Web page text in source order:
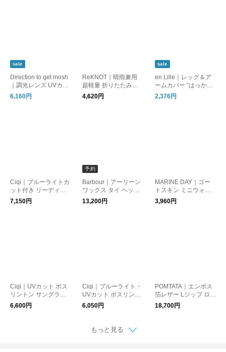
sale
Direction to get mosh
｜調光レンズ UVカッ
ト コンビ ボストン サ
ングラス “combi bosto
6,160円
ReKNOT｜晴雨兼用
超軽量 折りたたみ傘
日傘 U/L SUNBLOCK
UMBRELLA AIR rkn-2
4,620円
sale
en Lille｜レッグ＆ア
ームカバー “はっかと
う” el24401a
2,376円
Ciqi｜ブルーライトカ
ット付き リーディン
グ/スクリーングラス“I
raiza” iraiza-yo
7,150円
予約
Barbour｜アーリーン
ワックス タイ ヘッド
スカーフ ARLENE W
AX TIE HEADSCARF l
13,200円
MARINE DAY｜ゴー
トスキン ミニウォレ
ット 財布 “CRU” cru-f
3,960円
Ciqi｜UVカット ボス
リントン サングラス
“Evans” evans-5500
6,600円
Ciqi｜ブルーライト・
UVカット ボスリント
ン リーディング グラ
ス / 眼鏡 “Evans” evan
6,050円
POMTATA｜エンボス
箔レザー Lジップ ロン
グ ウォレット 長財布
“HAK L ZIP LONG” ha
18,700円
もっと見る